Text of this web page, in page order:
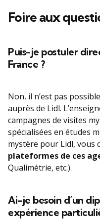
Foire aux
Puis-je postuler
France ?
Non, il n’est pas
auprès de Lidl.
campagnes de visites
spécialisées en études
mystère pour Lidl, vous
plateformes de ces
Qualimétrie, etc.).
Ai-je besoin d’un
expérience